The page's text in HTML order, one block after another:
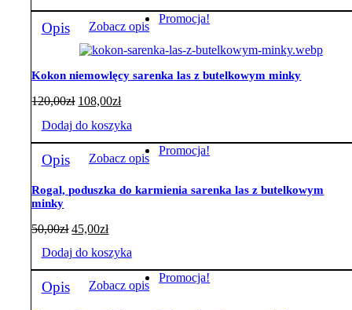
Opis Zobacz opis
Promocja!
Kokon niemowlęcy sarenka las z butelkowym minky
120,00zł 108,00zł
Dodaj do koszyka
Opis Zobacz opis
Promocja!
Rogal, poduszka do karmienia sarenka las z butelkowym
minky
50,00zł 45,00zł
Dodaj do koszyka
Opis Zobacz opis
Promocja!